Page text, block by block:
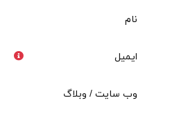
نام
ایمیل
وب سایت / وبلاگ